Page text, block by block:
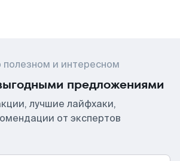
и интересном
предложениями
лучшие лайфхаки,
от экспертов